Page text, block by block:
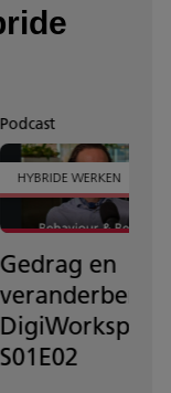
Podcast
HYBRIDE WERKEN
Gedrag en
S01E02